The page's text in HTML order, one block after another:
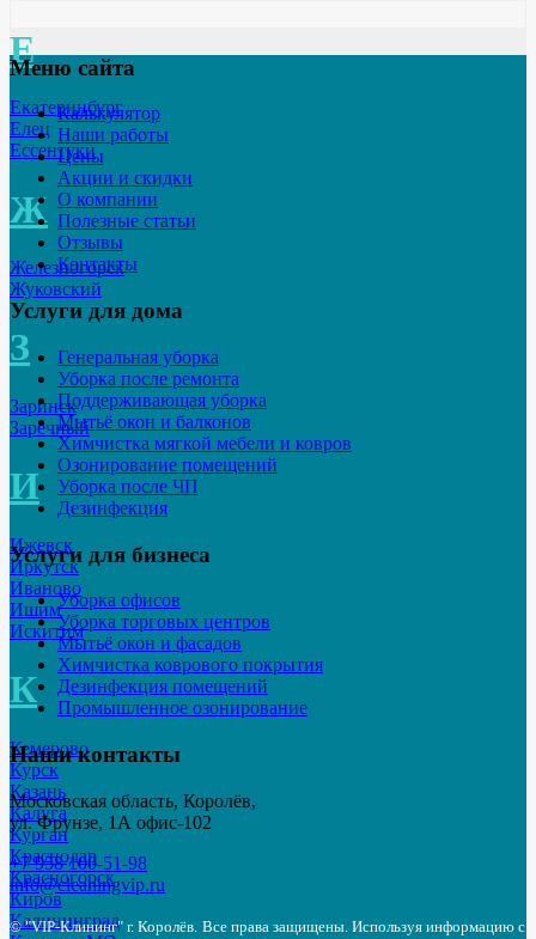
Е
Екатеринбург
Елец
Ессентуки
Ж
Железногорск
Жуковский
З
Заринск
Заречный
И
Ижевск
Иркутск
Иваново
Ишим
Искитим
К
Кемерово
Курск
Казань
Калуга
Курган
Краснодар
Красногорск
Киров
Калининград
Меню сайта
Калькулятор
Наши работы
Цены
Акции и скидки
О компании
Полезные статьи
Отзывы
Контакты
Услуги для дома
Генеральная уборка
Уборка после ремонта
Поддерживающая уборка
Мытьё окон и балконов
Химчистка мягкой мебели и ковров
Озонирование помещений
Уборка после ЧП
Дезинфекция
Услуги для бизнеса
Уборка офисов
Уборка торговых центров
Мытьё окон и фасадов
Химчистка коврового покрытия
Дезинфекция помещений
Промышленное озонирование
Наши контакты
Московская область, Королёв,
ул. Фрунзе, 1А офис-102
+7 958 100-51-98
info@cleaningvip.ru
© "VIP-Клининг" г. Королёв. Все права защищены. Используя информацию с